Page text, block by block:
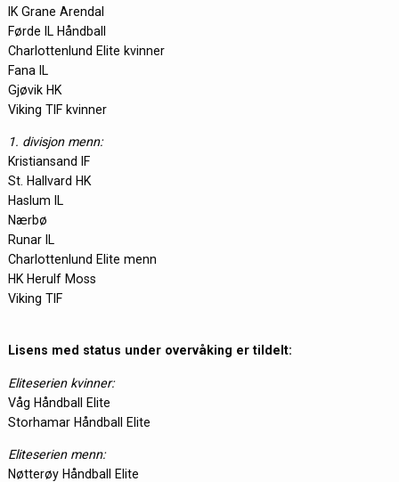
IK Grane Arendal
Førde IL Håndball
Charlottenlund Elite kvinner
Fana IL
Gjøvik HK
Viking TIF kvinner
1. divisjon menn:
Kristiansand IF
St. Hallvard HK
Haslum IL
Nærbø
Runar IL
Charlottenlund Elite menn
HK Herulf Moss
Viking TIF
Lisens med status under overvåking er tildelt:
Eliteserien kvinner:
Våg Håndball Elite
Storhamar Håndball Elite
Eliteserien menn:
Nøtterøy Håndball Elite